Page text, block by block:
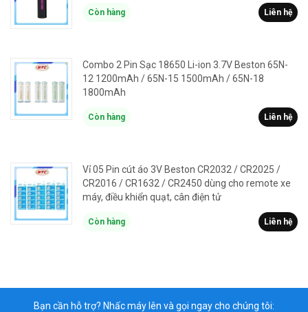
Còn hàng Liên hệ
Combo 2 Pin Sạc 18650 Li-ion 3.7V Beston 65N-
12 1200mAh / 65N-15 1500mAh / 65N-18
1800mAh
Còn hàng Liên hệ
Vỉ 05 Pin cút áo 3V Beston CR2032 / CR2025 /
CR2016 / CR1632 / CR2450 dùng cho remote xe
máy, điều khiển quạt, cân điện tử
Còn hàng Liên hệ
Bạn cần hỗ trợ? Nhấc máy lên và gọi ngay cho chúng tôi: